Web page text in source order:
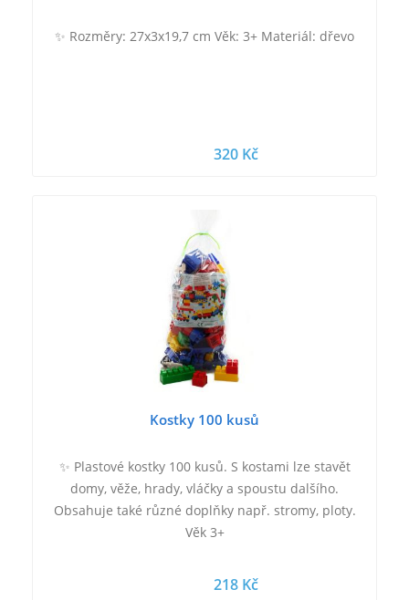
✨ Rozměry: 27x3x19,7 cm Věk: 3+ Materiál: dřevo
320 Kč
Kostky 100 kusů
✨ Plastové kostky 100 kusů. S kostami lze stavět
domy, věže, hrady, vláčky a spoustu dalšího.
Obsahuje také různé doplňky např. stromy, ploty.
Věk 3+
218 Kč